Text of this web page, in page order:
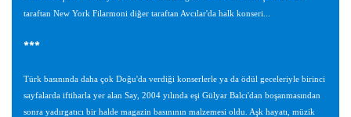
taraftan New York Filarmoni diğer taraftan Avcılar'da halk konseri...
***
Türk basınında daha çok Doğu'da verdiği konserlerle ya da ödül geceleriyle birinci
sayfalarda iftiharla yer alan Say, 2004 yılında eşi Gülyar Balcı'dan boşanmasından
sonra yadırgatıcı bir halde magazin basınının malzemesi oldu. Aşk hayatı, müzik